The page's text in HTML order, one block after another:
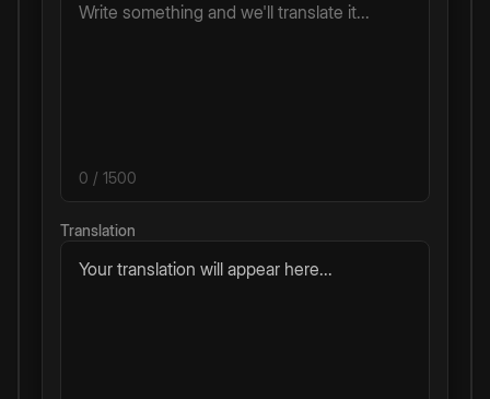
0 / 1500
Translation
Your translation will appear here...